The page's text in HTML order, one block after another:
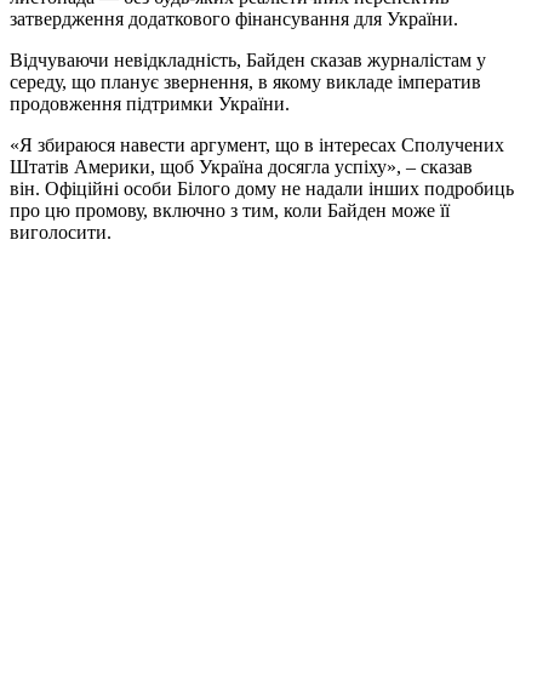
затвердження додаткового фінансування для України.
Відчуваючи невідкладність, Байден сказав журналістам у
середу, що планує звернення, в якому викладе імператив
продовження підтримки України.
«Я збираюся навести аргумент, що в інтересах Сполучених
Штатів Америки, щоб Україна досягла успіху», – сказав
він. Офіційні особи Білого дому не надали інших подробиць
про цю промову, включно з тим, коли Байден може її
виголосити.